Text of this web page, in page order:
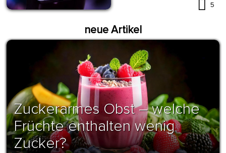
5
neue Artikel
Zuckerarmes Obst – welche
Früchte enthalten wenig
Zucker?